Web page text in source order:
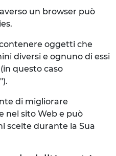
un browser può
oggetti che
diversi e ognuno di essi
questo caso
di migliorare
nel sito Web e può
scelte durante la Sua